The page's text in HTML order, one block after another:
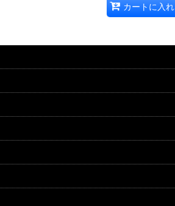
カートに入